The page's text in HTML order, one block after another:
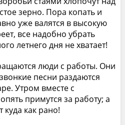
зерно. Пора копать и
уже валятся в высокую
все надобно убрать
летнего дня не хватает!
люди с работы. Они
песни раздаются
Утром вместе с
примутся за работу; а
куда как рано!